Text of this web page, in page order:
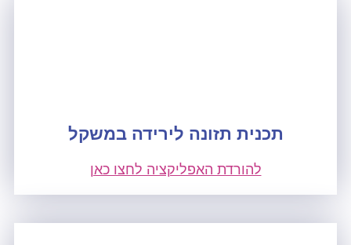
תכנית תזונה לירידה במשקל
להורדת האפליקציה לחצו כאן